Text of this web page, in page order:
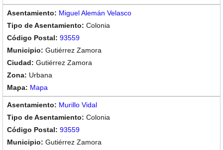
Miguel Alemán Velasco
Colonia
93559
Gutiérrez Zamora
Gutiérrez Zamora
Urbana
Mapa
Murillo Vidal
Colonia
93559
Gutiérrez Zamora